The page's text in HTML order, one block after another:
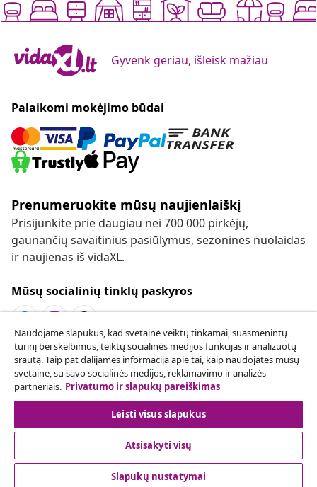
Gyvenk geriau, išleisk mažiau
Palaikomi mokėjimo būdai
Prenumeruokite mūsų naujienlaiškį
Prisijunkite prie daugiau nei 700 000 pirkėjų,
gaunančių savaitinius pasiūlymus, sezonines nuolaidas
ir naujienas iš vidaXL.
Mūsų socialinių tinklų paskyros
Sutarties atsisakymas
Pateikite prašymą atsisakyti užsakymo.
Sutarties atsisakymas
Klientų aptarnavimas
Naudojame slapukus, kad svetainė veiktų tinkamai, suasmenintų
turinį bei skelbimus, teiktų socialinės medijos funkcijas ir analizuotų
srautą. Taip pat dalijamės informacija apie tai, kaip naudojatės mūsų
svetaine, su savo socialinės medijos, reklamavimo ir analizės
partneriais. Privatumo ir slapukų pareiškimas
Leisti visus slapukus
Atsisakyti visų
Slapukų nustatymai